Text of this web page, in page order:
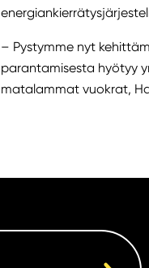
– Pystymme nyt
parantamisesta hyötyy
matalammat vuokrat,